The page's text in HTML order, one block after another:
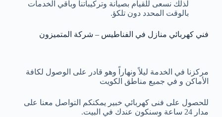
لذلك نسعى للقيام بصيانة وتركيباتنا وباقي الخدمات
بالوقت المحدد دون تلكؤ.
فني كهربائي منازل في الفناطيس – شركة المتميزون
مركزنا في الخدمة ليلاً ونهاراً وهو قادر على الوصول لكافة
الأماكن و في جميع مناطق الكويت
للحصول على فنى كهربائي خبير يمكنكم التواصل معنا على
مدار 24 ساعة وسنكون عندك في البيت.